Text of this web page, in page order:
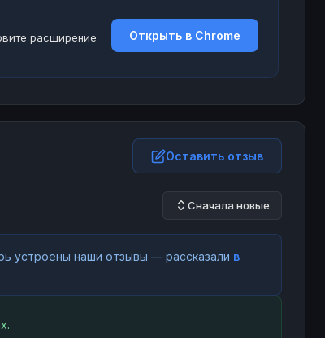
расширение
Открыть в Chrome
Оставить отзыв
Сначала новые
устроены наши отзывы — рассказали в